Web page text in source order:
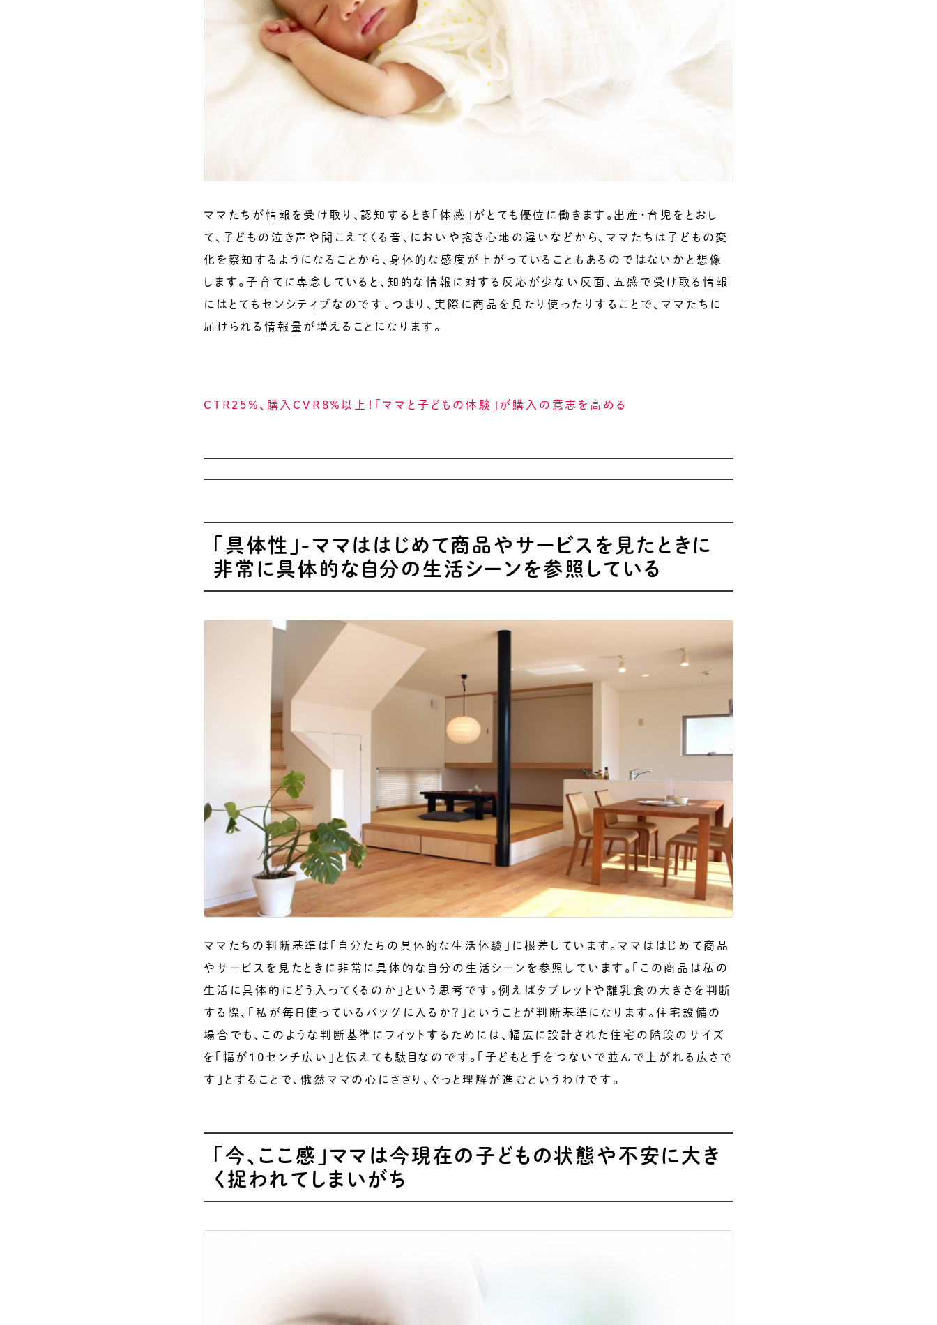
ママたちが情報を受け取り、認知するとき「体感」がとても優位に働きます。出産・育児をとおし
て、子どもの泣き声や聞こえてくる音、においや抱き心地の違いなどから、ママたちは子どもの変
化を察知するようになることから、身体的な感度が上がっていることもあるのではないかと想像
します。子育てに専念していると、知的な情報に対する反応が少ない反面、五感で受け取る情報
にはとてもセンシティブなのです。つまり、実際に商品を見たり使ったりすることで、ママたちに
届けられる情報量が増えることになります。
CTR25％、購入CVR8％以上！「ママと子どもの体験」が購入の意志を高める
「具体性」-ママははじめて商品やサービスを見たときに
非常に具体的な自分の生活シーンを参照している
ママたちの判断基準は「自分たちの具体的な生活体験」に根差しています。ママははじめて商品
やサービスを見たときに非常に具体的な自分の生活シーンを参照しています。「この商品は私の
生活に具体的にどう入ってくるのか」という思考です。例えばタブレットや離乳食の大きさを判断
する際、「私が毎日使っているバッグに入るか？」ということが判断基準になります。住宅設備の
場合でも、このような判断基準にフィットするためには、幅広に設計された住宅の階段のサイズ
を「幅が10センチ広い」と伝えても駄目なのです。「子どもと手をつないで並んで上がれる広さで
す」とすることで、俄然ママの心にささり、ぐっと理解が進むというわけです。
「今、ここ感」ママは今現在の子どもの状態や不安に大き
く捉われてしまいがち